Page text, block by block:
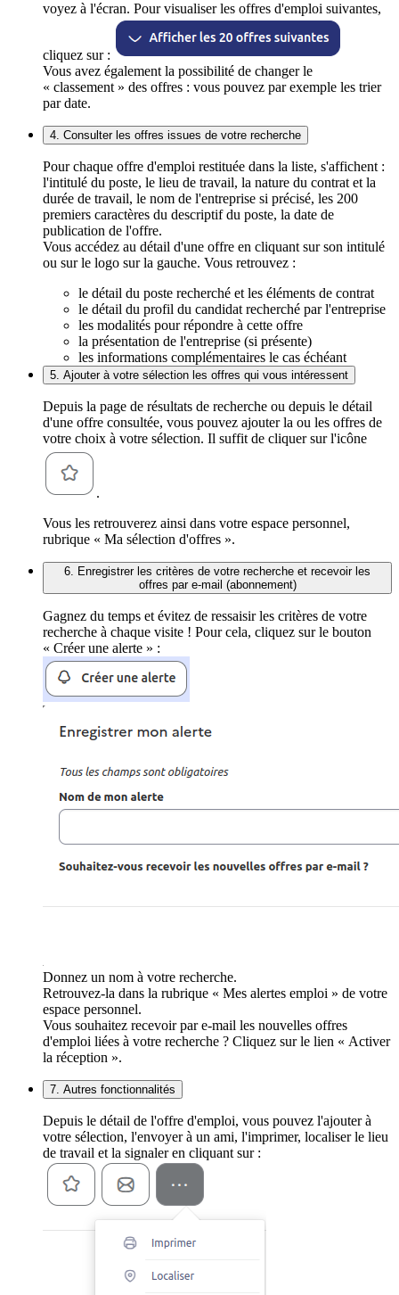
voyez à l'écran. Pour visualiser les offres d'emploi suivantes,
cliquez sur :
Vous avez également la possibilité de changer le
« classement » des offres : vous pouvez par exemple les trier
par date.
4. Consulter les offres issues de votre recherche
Pour chaque offre d'emploi restituée dans la liste, s'affichent :
l'intitulé du poste, le lieu de travail, la nature du contrat et la
durée de travail, le nom de l'entreprise si précisé, les 200
premiers caractères du descriptif du poste, la date de
publication de l'offre.
Vous accédez au détail d'une offre en cliquant sur son intitulé
ou sur le logo sur la gauche. Vous retrouvez :
le détail du poste recherché et les éléments de contrat
le détail du profil du candidat recherché par l'entreprise
les modalités pour répondre à cette offre
la présentation de l'entreprise (si présente)
les informations complémentaires le cas échéant
5. Ajouter à votre sélection les offres qui vous intéressent
Depuis la page de résultats de recherche ou depuis le détail
d'une offre consultée, vous pouvez ajouter la ou les offres de
votre choix à votre sélection. Il suffit de cliquer sur l'icône
.
Vous les retrouverez ainsi dans votre espace personnel,
rubrique « Ma sélection d'offres ».
6. Enregistrer les critères de votre recherche et recevoir les
offres par e-mail (abonnement)
Gagnez du temps et évitez de ressaisir les critères de votre
recherche à chaque visite ! Pour cela, cliquez sur le bouton
« Créer une alerte » :
Donnez un nom à votre recherche.
Retrouvez-la dans la rubrique « Mes alertes emploi » de votre
espace personnel.
Vous souhaitez recevoir par e-mail les nouvelles offres
d'emploi liées à votre recherche ? Cliquez sur le lien « Activer
la réception ».
7. Autres fonctionnalités
Depuis le détail de l'offre d'emploi, vous pouvez l'ajouter à
votre sélection, l'envoyer à un ami, l'imprimer, localiser le lieu
de travail et la signaler en cliquant sur :